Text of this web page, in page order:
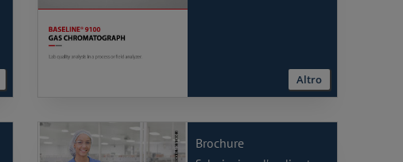
Altro
Brochure